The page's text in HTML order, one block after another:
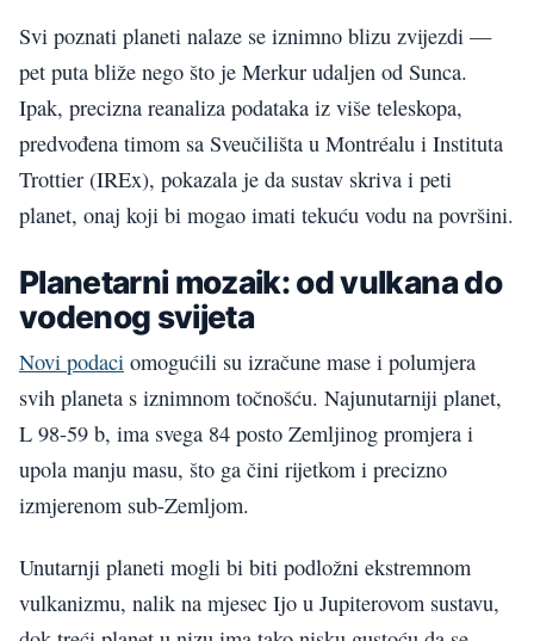
Svi poznati planeti nalaze se iznimno blizu zvijezdi —
pet puta bliže nego što je Merkur udaljen od Sunca.
Ipak, precizna reanaliza podataka iz više teleskopa,
predvođena timom sa Sveučilišta u Montréalu i Instituta
Trottier (IREx), pokazala je da sustav skriva i peti
planet, onaj koji bi mogao imati tekuću vodu na površini.
Planetarni mozaik: od vulkana do
vodenog svijeta
Novi podaci omogućili su izračune mase i polumjera
svih planeta s iznimnom točnošću. Najunutarniji planet,
L 98-59 b, ima svega 84 posto Zemljinog promjera i
upola manju masu, što ga čini rijetkom i precizno
izmjerenom sub-Zemljom.
Unutarnji planeti mogli bi biti podložni ekstremnom
vulkanizmu, nalik na mjesec Ijo u Jupiterovom sustavu,